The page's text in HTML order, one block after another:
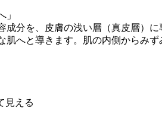
」
成分を、皮膚の浅い層（真皮層）
へと導きます。肌の内側からみ
見える